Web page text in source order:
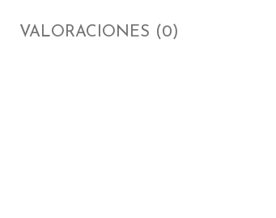
VALORACIONES (0)